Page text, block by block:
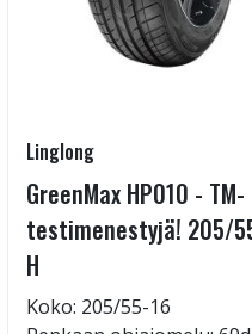
Linglong
GreenMax HP010 - TM-
testimenestyjä! 205/
H
Koko: 205/55-16